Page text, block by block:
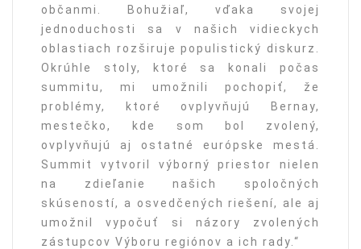
občanmi. Bohužiaľ, vďaka svojej
jednoduchosti sa v našich vidieckych
oblastiach rozširuje populistický diskurz.
Okrúhle stoly, ktoré sa konali počas
summitu, mi umožnili pochopiť, že
problémy, ktoré ovplyvňujú Bernay,
mestečko, kde som bol zvolený,
ovplyvňujú aj ostatné európske mestá.
Summit vytvoril výborný priestor nielen
na zdieľanie našich spoločných
skúseností, a osvedčených riešení, ale aj
umožnil vypočuť si názory zvolených
zástupcov Výboru regiónov a ich rady.“